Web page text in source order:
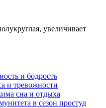
увеличивает
и бодрость
и тревожности
сна и отдыха
в сезон простуд